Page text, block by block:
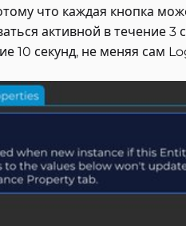
что каждая кнопка
активной в течение 3
10 секунд, не меняя сам